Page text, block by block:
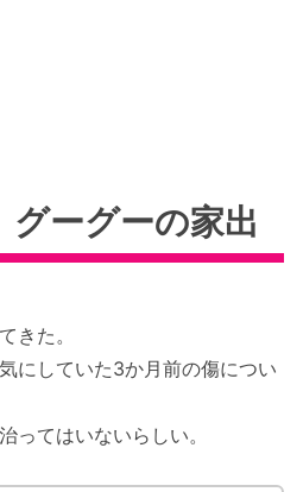
グーグーの家出
きた。
にしていた3か月前の傷につい
ってはいないらしい。